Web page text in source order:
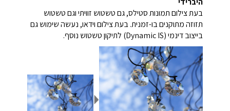
בעת צילום תמונות סטילס, גם טשטוש זוויתי וגם טשטוש
תזוזה מתוקנים בו-זמנית. בעת צילום וידאו, נעשה שימוש גם
בייצוב דינמי (Dynamic IS) לתיקון טשטוש נוסף.